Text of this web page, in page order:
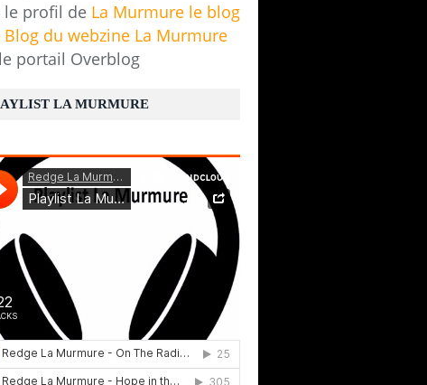
le profil de La Murmure le blog
Blog du webzine La Murmure
portail Overblog
LA MURMURE